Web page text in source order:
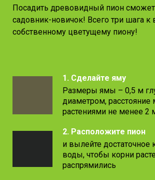
Посадить древовидный пион
садовник-новичок! Всего три шага
собственному цветущему пиону!
1. Сделайте яму
Размеры ямы – 0,5 м
диаметром,
растениями не менее 2
2. Расположите пион
и вылейте достаточное
воды, чтобы корни
распрямились